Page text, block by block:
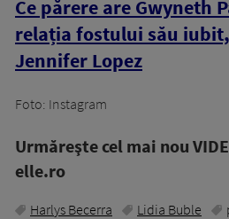
Ce părere are Gwyneth
relația fostului său
Jennifer Lopez
Foto: Instagram
Urmăreşte cel mai nou
elle.ro
Harlys Becerra Lidia Buble